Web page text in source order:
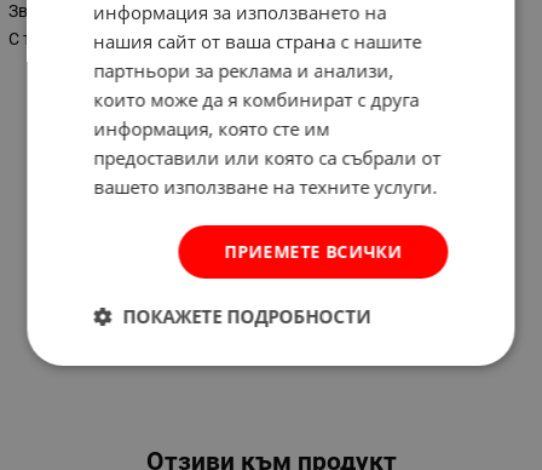
Звездогаечен
С тресчотка
Отзиви към продукт
информация за използването на
нашия сайт от ваша страна с нашите
партньори за реклама и анализи,
които може да я комбинират с друга
информация, която сте им
предоставили или която са събрали от
вашето използване на техните услуги.
ПРИЕМЕТЕ ВСИЧКИ
ПОКАЖЕТЕ ПОДРОБНОСТИ